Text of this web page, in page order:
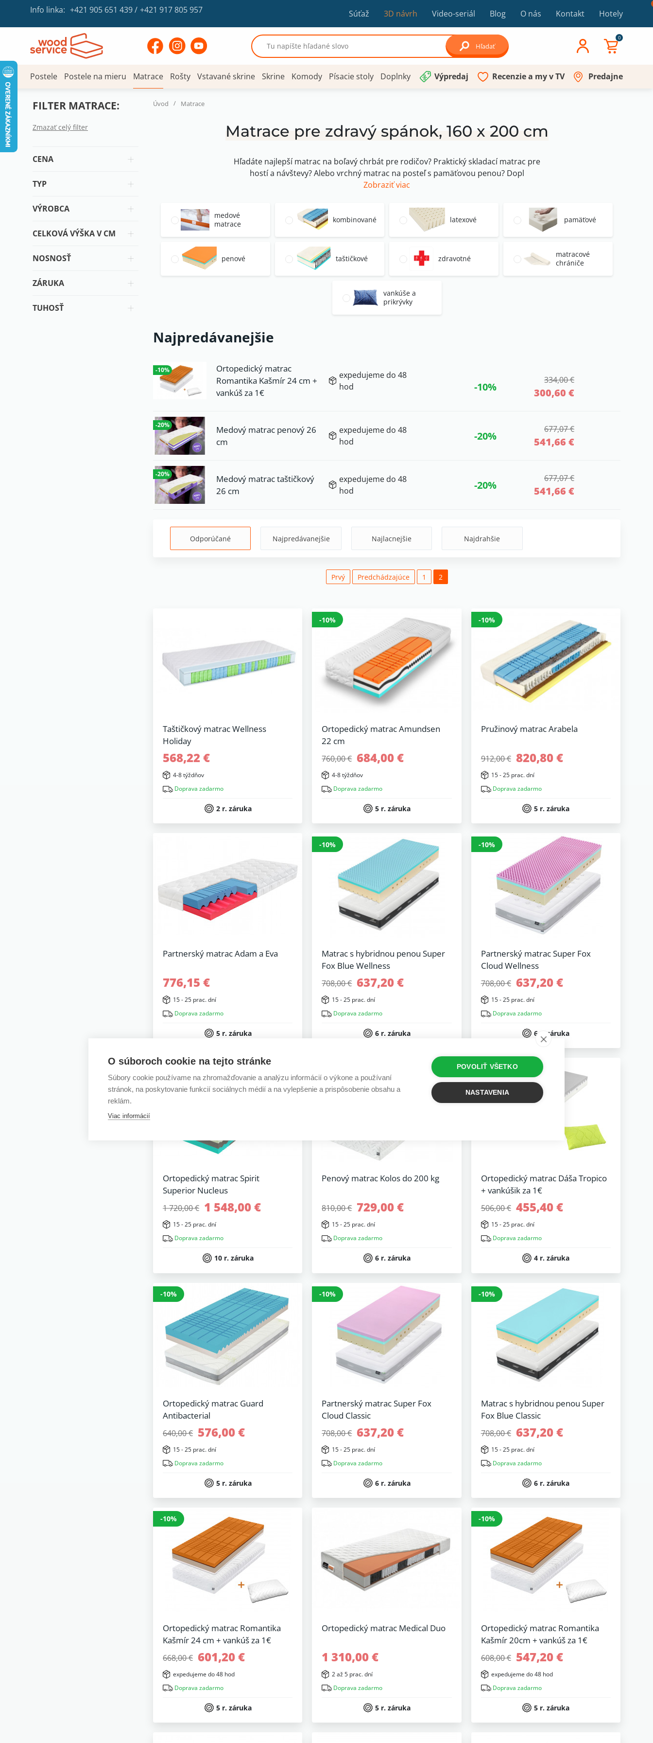
Info linka: +421 905 651 439/ +421 917 805 957 Súťaž 3D návrh Video-seriál Blog O nás Kontakt Hotely
Hľadať
0
Postele Postele na mieru Matrace Rošty Vstavané skrine Skrine Komody Písacie stoly Doplnky Výpredaj Recenzie a my v TV Predajne
FILTER MATRACE:
Zmazať celý filter
CENA
TYP
VÝROBCA
CELKOVÁ VÝŠKA V CM
NOSNOSŤ
ZÁRUKA
TUHOSŤ
Úvod / Matrace
Matrace pre zdravý spánok, 160 x 200 cm
Hľadáte najlepší matrac na boľavý chrbát pre rodičov? Praktický skladací matrac pre
hostí a návštevy? Alebo vrchný matrac na posteľ s pamäťovou penou? Dopl
Zobraziť viac
medové
matrace
kombinované latexové pamäťové
penové taštičkové zdravotné
matracové
chrániče
vankúše a
prikrývky
Najpredávanejšie
-10%
Ortopedický matrac
Romantika Kašmír 24 cm +
vankúš za 1€
expedujeme do 48
hod
-10%
334,00 €
300,60 €
-20%
Medový matrac penový 26
cm
expedujeme do 48
hod
-20%
677,07 €
541,66 €
-20%
Medový matrac taštičkový
26 cm
expedujeme do 48
hod
-20%
677,07 €
541,66 €
Odporúčané Najpredávanejšie Najlacnejšie Najdrahšie
Prvý Predchádzajúce 1 2
Taštičkový matrac Wellness
Holiday
568,22 €
4-8 týždňov
Doprava zadarmo
2 r. záruka
-10%
Ortopedický matrac Amundsen
22 cm
760,00 € 684,00 €
4-8 týždňov
Doprava zadarmo
5 r. záruka
-10%
Pružinový matrac Arabela
912,00 € 820,80 €
15 - 25 prac. dní
Doprava zadarmo
5 r. záruka
Partnerský matrac Adam a Eva
776,15 €
15 - 25 prac. dní
Doprava zadarmo
5 r. záruka
-10%
Matrac s hybridnou penou Super
Fox Blue Wellness
708,00 € 637,20 €
15 - 25 prac. dní
Doprava zadarmo
6 r. záruka
-10%
Partnerský matrac Super Fox
Cloud Wellness
708,00 € 637,20 €
15 - 25 prac. dní
Doprava zadarmo
6 r. záruka
Ortopedický matrac Spirit
Superior Nucleus
1 720,00 € 1 548,00 €
15 - 25 prac. dní
Doprava zadarmo
10 r. záruka
Penový matrac Kolos do 200 kg
810,00 € 729,00 €
15 - 25 prac. dní
Doprava zadarmo
6 r. záruka
-10%
Ortopedický matrac Dáša Tropico
+ vankúšik za 1€
506,00 € 455,40 €
15 - 25 prac. dní
Doprava zadarmo
4 r. záruka
-10%
Ortopedický matrac Guard
Antibacterial
640,00 € 576,00 €
15 - 25 prac. dní
Doprava zadarmo
5 r. záruka
-10%
Partnerský matrac Super Fox
Cloud Classic
708,00 € 637,20 €
15 - 25 prac. dní
Doprava zadarmo
6 r. záruka
-10%
Matrac s hybridnou penou Super
Fox Blue Classic
708,00 € 637,20 €
15 - 25 prac. dní
Doprava zadarmo
6 r. záruka
-10%
Ortopedický matrac Romantika
Kašmír 24 cm + vankúš za 1€
668,00 € 601,20 €
expedujeme do 48 hod
Doprava zadarmo
5 r. záruka
Ortopedický matrac Medical Duo
1 310,00 €
2 až 5 prac. dní
Doprava zadarmo
5 r. záruka
-10%
Ortopedický matrac Romantika
Kašmír 20cm + vankúš za 1€
608,00 € 547,20 €
expedujeme do 48 hod
Doprava zadarmo
5 r. záruka
O súboroch cookie na tejto stránke
Súbory cookie používame na zhromažďovanie a analýzu informácií o výkone a používaní
stránok, na poskytovanie funkcií sociálnych médií a na vylepšenie a prispôsobenie obsahu a
reklám.
Viac informácií
POVOLIŤ VŠETKO
NASTAVENIA